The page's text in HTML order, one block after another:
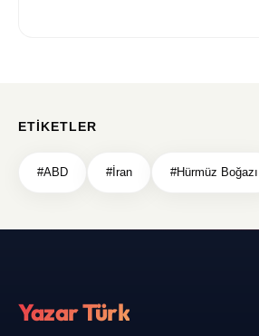
ETIKETLER
#ABD #İran #Hürmüz Boğazı
Yazar Türk